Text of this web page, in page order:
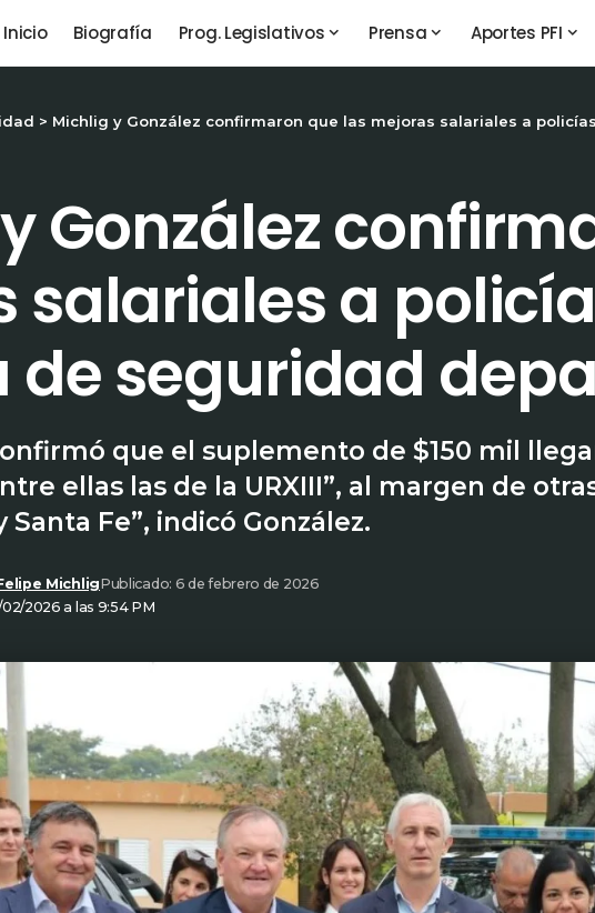
Inicio Biografía Prog. Legislativos Prensa Aportes PFI
> Michlig y González confirmaron que las mejoras salariales a
González
salariales a
de seguridad
que el suplemento de $150 mil
ellas las de la URXIII”, al margen de
Santa Fe”, indicó González.
2026 a las 9:54 PM
MichligPublicado: 6 de febrero de 2026